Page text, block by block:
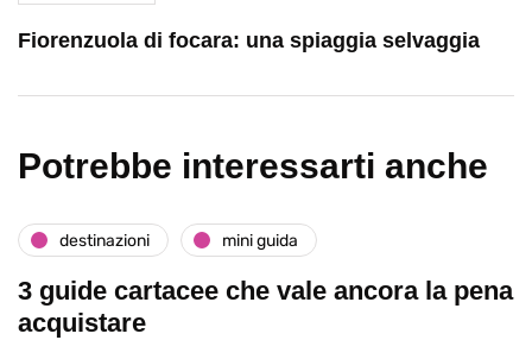
Fiorenzuola di focara: una spiaggia selvaggia
Potrebbe interessarti anche
destinazioni mini guida
3 guide cartacee che vale ancora la pena
acquistare